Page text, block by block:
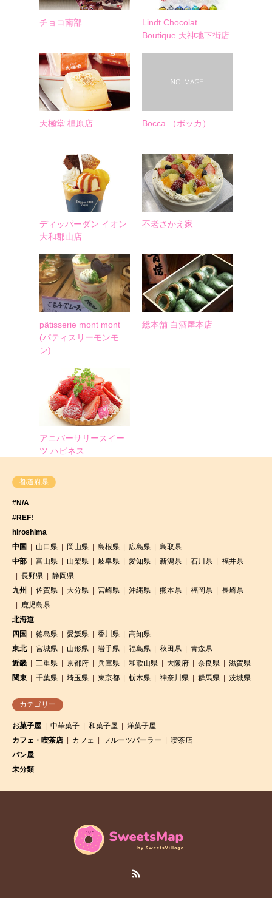
チョコ南部
Lindt Chocolat
Boutique 天神地下街店
天極堂 橿原店 Bocca （ボッカ）
ディッパーダン イオン
大和郡山店
不老さかえ家
pâtisserie mont mont
(パティスリーモンモ
ン)
総本舗 白酒屋本店
アニバーサリースイー
ツ ハピネス
都道府県
#N/A
#REF!
hiroshima
中国
山口県 岡山県 島根県 広島県
鳥取県
中部
富山県 山梨県 岐阜県 愛知県 新潟県 石川県
福井県
長野県
静岡県
九州
佐賀県 大分県 宮崎県 沖縄県 熊本県 福岡県
長崎県
鹿児島県
北海道
四国
徳島県 愛媛県 香川県
高知県
東北
宮城県 山形県 岩手県 福島県 秋田県
青森県
近畿
三重県 京都府 兵庫県 和歌山県 大阪府 奈良県
滋賀県
関東
千葉県 埼玉県 東京都 栃木県 神奈川県 群馬県 茨城県
カテゴリー
お菓子屋 中華菓子 和菓子屋
洋菓子屋
カフェ・喫茶店
カフェ フルーツパーラー
喫茶店
パン屋
未分類